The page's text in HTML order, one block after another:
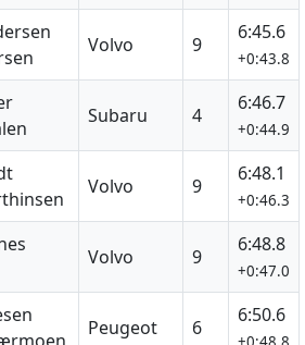
Volvo 9
6:45.6
+0:43.8
Subaru 4
6:46.7
+0:44.9
Volvo 9
6:48.1
+0:46.3
Volvo 9
6:48.8
+0:47.0
Peugeot 6
6:50.6